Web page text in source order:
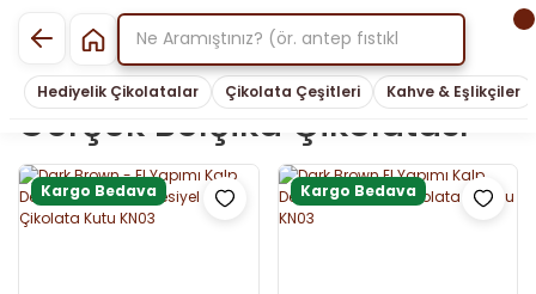
Hediyelik Çikolatalar Çikolata Çeşitleri Kahve & Eşlikçiler
Gerçek Belçika Çikolatası
Kargo Bedava Kargo Bedava